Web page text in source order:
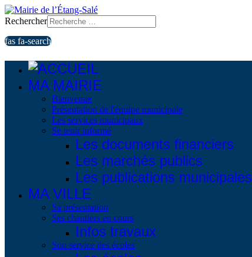
Rechercher
fas fa-search
MA MAIRIE
Bienvenue
Présentation de l'équipe municipale
Les services municipaux
Se tenir informé
Les documents financiers
Les marchés publics
Les publications municipales
MA VILLE
Sa présentation
Ses chantiers en cours
Infos travaux
Son service des écoles